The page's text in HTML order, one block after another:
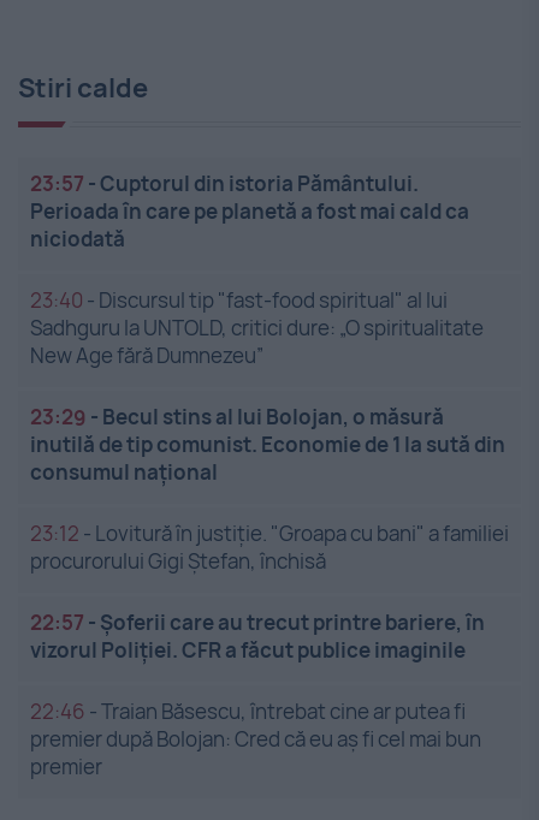
Stiri calde
23:57 -Cuptorul din istoria Pământului.
Perioada în care pe planetă a fost mai cald ca
niciodată
23:40 - Discursul tip "fast-food spiritual" al lui
Sadhguru la UNTOLD, critici dure: „O spiritualitate
New Age fără Dumnezeu”
23:29 - Becul stins al lui Bolojan, o măsură
inutilă de tip comunist. Economie de 1 la sută din
consumul național
23:12 - Lovitură în justiție. "Groapa cu bani" a familiei
procurorului Gigi Ștefan, închisă
22:57 - Șoferii care au trecut printre bariere, în
vizorul Poliției. CFR a făcut publice imaginile
22:46 -Traian Băsescu, întrebat cine ar putea fi
premier după Bolojan: Cred că eu aș fi cel mai bun
premier